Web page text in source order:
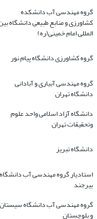
گروه مهندسی آب دانشکده
کشاورزی و منابع طبیعی دانشگاه
المللی امام خمینی(ره)
گروه کشاورزی دانشگاه پیام نور
گروه مهندسی آبیاری و آبادانی
دانشگاه تهران
دانشگاه آزاد اسلامی واحد علوم
وتحقیقات تهران
دانشگاه تبریز
استادیار گروه مهندسی آب دانشگاه
بیرجند
گروه مهندسی آب دانشگاه سیستان
و بلوچستان